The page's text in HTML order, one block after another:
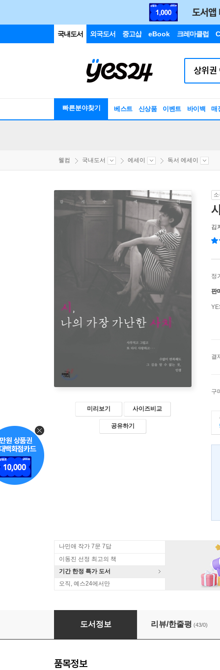
국내도서 외국도서 중고샵 eBook 크레마클럽
빠른분야찾기 베스트 신상품 이벤트 바이백 매
웰컴 국내도서 에세이 독서 에세이
미리보기 사이즈비교
공유하기
김
정
판
결
구
나민애 작가 7문 7답
이동진 선정 최고의 책
기간 한정 특가 도서
오직, 예스24에서만
시, 나의 가장 가난한 사치
도서정보 리뷰/한줄평 (43/0)
품목정보